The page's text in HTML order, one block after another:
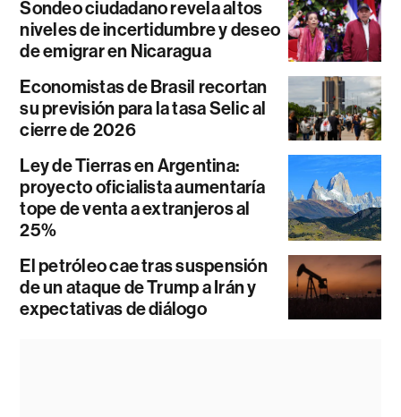
Sondeo ciudadano revela altos
niveles de incertidumbre y deseo
de emigrar en Nicaragua
Economistas de Brasil recortan
su previsión para la tasa Selic al
cierre de 2026
Ley de Tierras en Argentina:
proyecto oficialista aumentaría
tope de venta a extranjeros al
25%
El petróleo cae tras suspensión
de un ataque de Trump a Irán y
expectativas de diálogo